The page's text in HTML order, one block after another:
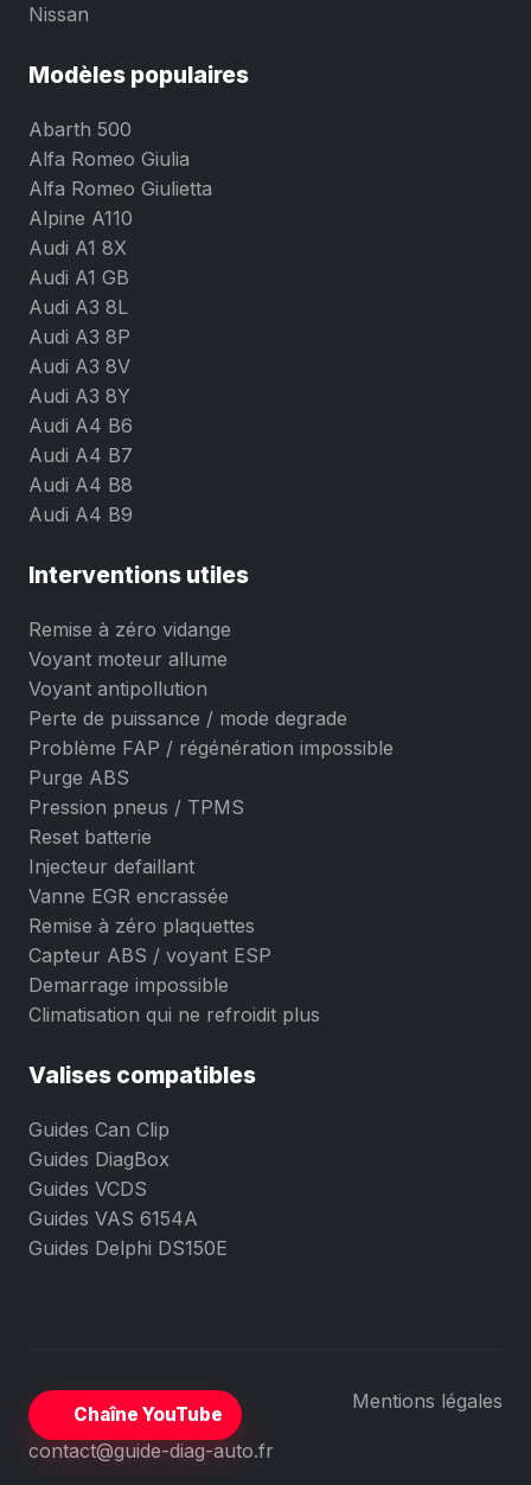
Nissan
Modèles populaires
Abarth 500
Alfa Romeo Giulia
Alfa Romeo Giulietta
Alpine A110
Audi A1 8X
Audi A1 GB
Audi A3 8L
Audi A3 8P
Audi A3 8V
Audi A3 8Y
Audi A4 B6
Audi A4 B7
Audi A4 B8
Audi A4 B9
Interventions utiles
Remise à zéro vidange
Voyant moteur allume
Voyant antipollution
Perte de puissance / mode degrade
Problème FAP / régénération impossible
Purge ABS
Pression pneus / TPMS
Reset batterie
Injecteur defaillant
Vanne EGR encrassée
Remise à zéro plaquettes
Capteur ABS / voyant ESP
Demarrage impossible
Climatisation qui ne refroidit plus
Valises compatibles
Guides Can Clip
Guides DiagBox
Guides VCDS
Guides VAS 6154A
Guides Delphi DS150E
Chaîne YouTube
Mentions légales
contact@guide-diag-auto.fr